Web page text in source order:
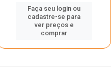
Faça seu login ou
cadastre-se para
ver preços e
comprar